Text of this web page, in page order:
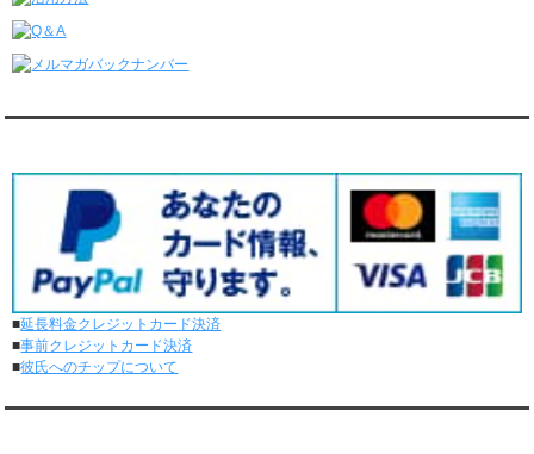
6/1～6/7
レンタル彼氏と165回の通常デートがありました。
レンタル彼氏と153回の通常デートがありました。
レンタル彼氏と1回のオンラインデートがありました。
5/11～5/17
レンタル彼氏と164回の通常デートがありました。
レンタル彼氏と2回のオンラインデートがありました。
5/4～5/10
レンタル彼氏と151回の通常デートがありました。
レンタル彼氏と2回のオンラインデートがありました。
■延長料金クレジットカード決済
■事前クレジットカード決済
■彼氏へのチップについて